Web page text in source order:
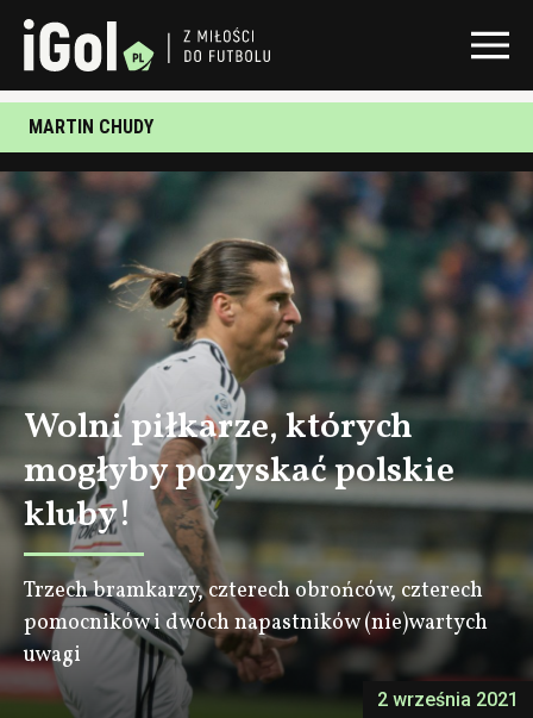
MARTIN CHUDY
2 września 2021
Wolni piłkarze, których
mogłyby pozyskać polskie
kluby!
Trzech bramkarzy, czterech obrońców, czterech
pomocników i dwóch napastników (nie)wartych
uwagi